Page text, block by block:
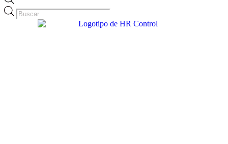
Búsqueda
de
productos